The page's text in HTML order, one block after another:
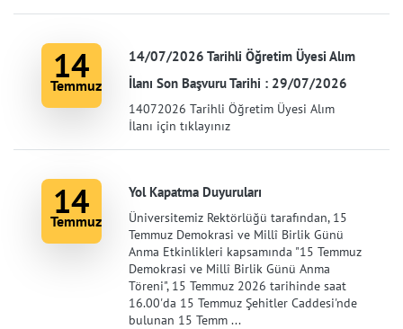
14
Temmuz
14/07/2026 Tarihli Öğretim Üyesi Alım
İlanı Son Başvuru Tarihi : 29/07/2026
14072026 Tarihli Öğretim Üyesi Alım
İlanı için tıklayınız
14
Temmuz
Yol Kapatma Duyuruları
Üniversitemiz Rektörlüğü tarafından, 15
Temmuz Demokrasi ve Millî Birlik Günü
Anma Etkinlikleri kapsamında "15 Temmuz
Demokrasi ve Millî Birlik Günü Anma
Töreni", 15 Temmuz 2026 tarihinde saat
16.00'da 15 Temmuz Şehitler Caddesi'nde
bulunan 15 Temm ...